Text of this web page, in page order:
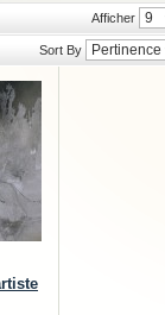
Afficher
Sort By